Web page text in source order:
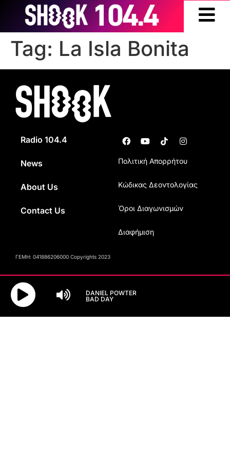
Tag: La Isla Bonita
Radio 104.4
News
About Us
Contact Us
Πολιτική Απορρήτου
Κώδικας Δεοντολογίας
Όροι Διαγωνισμών
Διαφήμιση
ΓΕΜΗ: 041886206000 Copyrights 2023
DANIEL POWTER
BAD DAY